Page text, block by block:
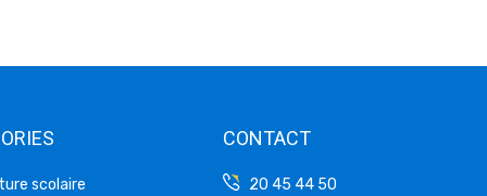
scolaire
CONTACT
20 45 44 50